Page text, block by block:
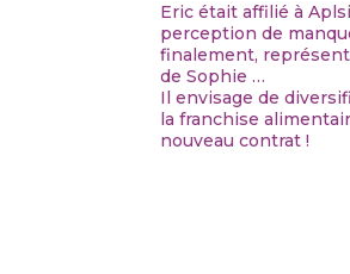
Eric était affilié à
perception de
finalement,
de Sophie …
Il envisage de
la franchise
nouveau contrat !